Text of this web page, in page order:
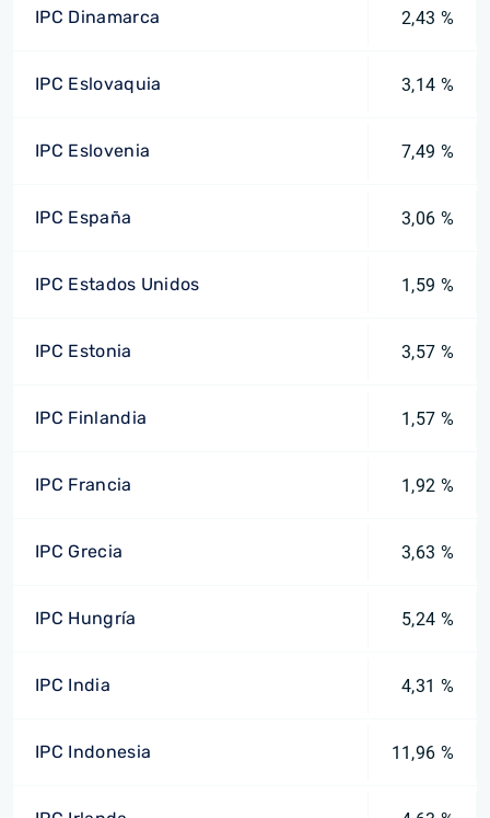
IPC Dinamarca 2,43 %
IPC Eslovaquia 3,14 %
IPC Eslovenia 7,49 %
IPC España 3,06 %
IPC Estados Unidos 1,59 %
IPC Estonia 3,57 %
IPC Finlandia 1,57 %
IPC Francia 1,92 %
IPC Grecia 3,63 %
IPC Hungría 5,24 %
IPC India 4,31 %
IPC Indonesia 11,96 %